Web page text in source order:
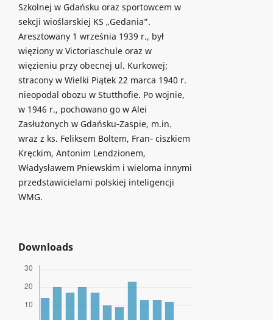
Szkolnej w Gdańsku oraz sportowcem w
sekcji wioślarskiej KS „Gedania”.
Aresztowany 1 września 1939 r., był
więziony w Victoriaschule oraz w
więzieniu przy obecnej ul. Kurkowej;
stracony w Wielki Piątek 22 marca 1940 r.
nieopodal obozu w Stutthofie. Po wojnie,
w 1946 r., pochowano go w Alei
Zasłużonych w Gdańsku‑Zaspie, m.in.
wraz z ks. Feliksem Boltem, Fran‑ ciszkiem
Kręckim, Antonim Lendzionem,
Władysławem Pniewskim i wieloma innymi
przedstawicielami polskiej inteligencji
WMG.
Downloads